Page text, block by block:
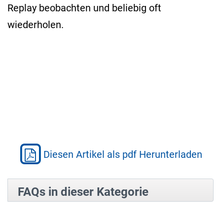
Replay beobachten und beliebig oft
wiederholen.
Diesen Artikel als pdf Herunterladen
FAQs in dieser Kategorie